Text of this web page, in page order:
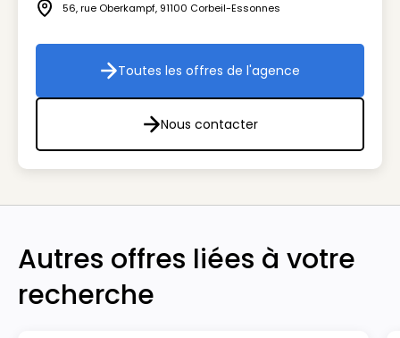
Icône adresse
56, rue Oberkampf, 91100 Corbeil-Essonnes
Toutes les offres de l'agence
Toutes les offres de l'agence
Nous contacter
Nous contacter
Autres offres liées à votre
recherche